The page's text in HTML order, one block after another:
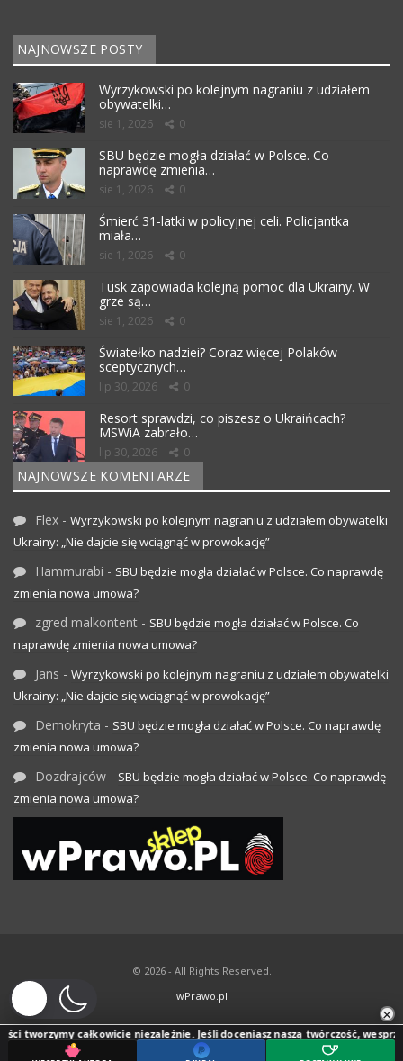
NAJNOWSZE POSTY
Wyrzykowski po kolejnym nagraniu z udziałem
obywatelki…
sie 1, 2026 0
SBU będzie mogła działać w Polsce. Co
naprawdę zmienia…
sie 1, 2026 0
Śmierć 31-latki w policyjnej celi. Policjantka
miała…
sie 1, 2026 0
Tusk zapowiada kolejną pomoc dla Ukrainy. W
grze są…
sie 1, 2026 0
Światełko nadziei? Coraz więcej Polaków
sceptycznych…
lip 30, 2026 0
Resort sprawdzi, co piszesz o Ukraińcach?
MSWiA zabrało…
lip 30, 2026 0
NAJNOWSZE KOMENTARZE
Flex - Wyrzykowski po kolejnym nagraniu z udziałem obywatelki
Ukrainy: „Nie dajcie się wciągnąć w prowokację”
Hammurabi - SBU będzie mogła działać w Polsce. Co naprawdę
zmienia nowa umowa?
zgred malkontent - SBU będzie mogła działać w Polsce. Co
naprawdę zmienia nowa umowa?
Jans - Wyrzykowski po kolejnym nagraniu z udziałem obywatelki
Ukrainy: „Nie dajcie się wciągnąć w prowokację”
Demokryta - SBU będzie mogła działać w Polsce. Co naprawdę
zmienia nowa umowa?
Dozdrajców - SBU będzie mogła działać w Polsce. Co naprawdę
zmienia nowa umowa?
© 2026 - All Rights Reserved.
wPrawo.pl
×
tworzymy całkowicie niezależnie. Jeśli doceniasz naszą twórczość, wesprzyj